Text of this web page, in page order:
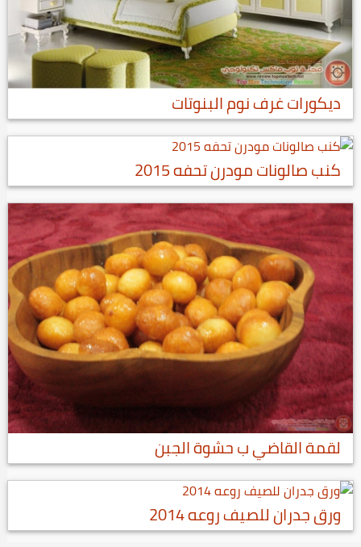
ديكورات غرف نوم البنوتات
كنب صالونات مودرن تحفه 2015
لقمة القاضي ب حشوة الجبن
ورق جدران للصيف روعه 2014